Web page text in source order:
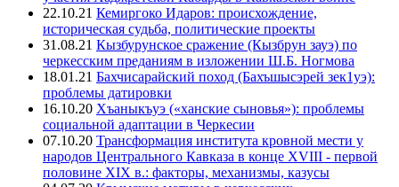
22.10.21 Кемиргоко Идаров: происхождение,
историческая судьба, политические проекты
31.08.21 Кызбурунское сражение (Кызбрун зауэ) по
черкесским преданиям в изложении Ш.Б. Ногмова
18.01.21 Бахчисарайский поход (Бахъшысэрей зек1уэ):
проблемы датировки
16.10.20 Хъаныкъуэ («ханские сыновья»): проблемы
социальной адаптации в Черкесии
07.10.20 Трансформация института кровной мести у
народов Центрального Кавказа в конце XVIII - первой
половине XIX в.: факторы, механизмы, казусы